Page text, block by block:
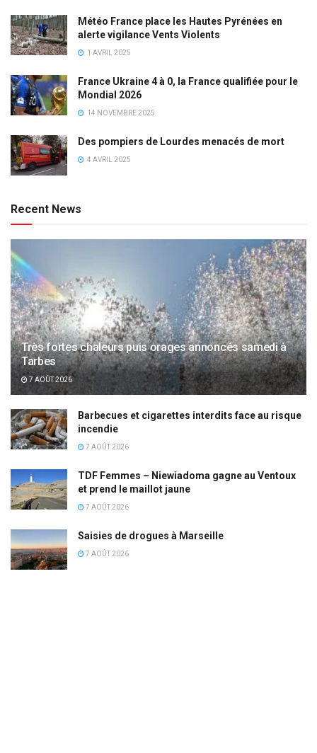
Météo France place les Hautes Pyrénées en
alerte vigilance Vents Violents
1 AVRIL 2025
France Ukraine 4 à 0, la France qualifiée pour le
Mondial 2026
14 NOVEMBRE 2025
Des pompiers de Lourdes menacés de mort
4 AVRIL 2025
Recent News
Très fortes chaleurs puis orages annoncés samedi à
Tarbes
7 AOÛT 2026
Barbecues et cigarettes interdits face au risque
incendie
7 AOÛT 2026
TDF Femmes – Niewiadoma gagne au Ventoux
et prend le maillot jaune
7 AOÛT 2026
Saisies de drogues à Marseille
7 AOÛT 2026